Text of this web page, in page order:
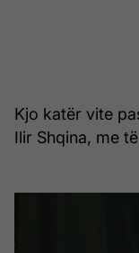
Kjo katër vite
Ilir Shqina, me